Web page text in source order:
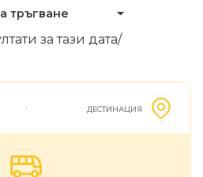
тръгване
за тази дата/
ДЕСТИНАЦИЯ